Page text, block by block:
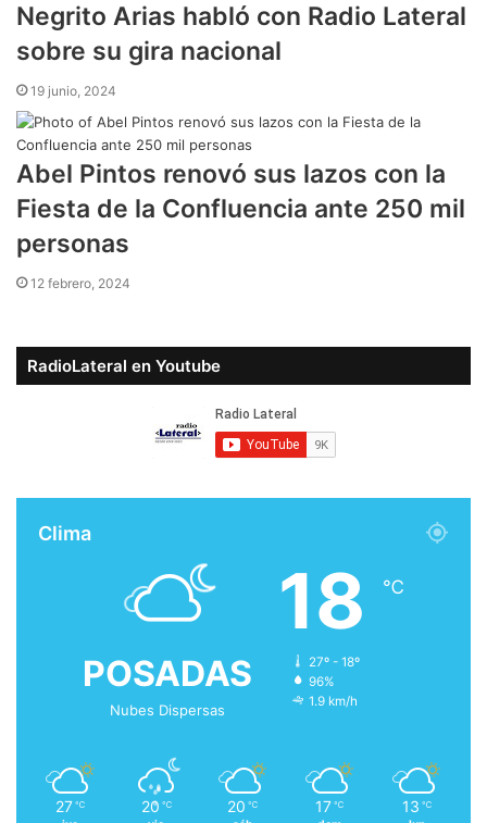
Negrito Arias habló con Radio Lateral
sobre su gira nacional
19 junio, 2024
Abel Pintos renovó sus lazos con la
Fiesta de la Confluencia ante 250 mil
personas
12 febrero, 2024
RadioLateral en Youtube
Clima
POSADAS
Nubes Dispersas
18 ℃
27º - 18º
96%
1.9 km/h
27 ℃ 20 ℃ 20 ℃ 17 ℃ 13 ℃